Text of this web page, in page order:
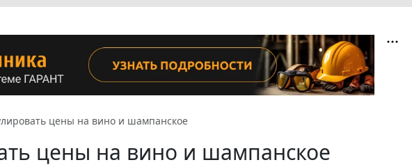
цены на вино и шампанское
цены на вино и шампанское